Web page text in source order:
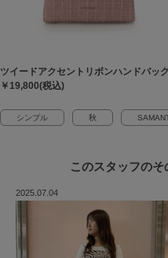
ツイードアクセントリボンハンドバッ
￥19,800(税込)
シンプル 秋
このスタッフのそ
2025.07.04